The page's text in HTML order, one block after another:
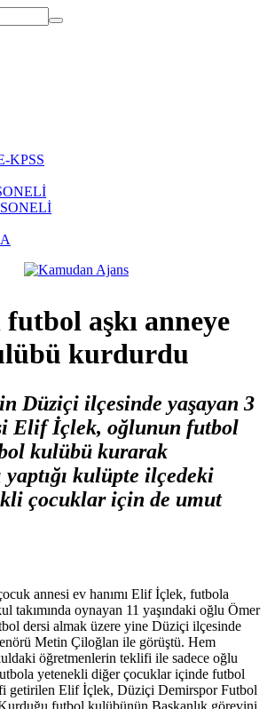
KPSS
aşkı anneye
kurdurdu
Düziçi ilçesinde yaşayan 3
Elif İçlek, oğlunun futbol
kulübü kurarak
yaptığı kulüpte ilçedeki
çocuklar için de umut
annesi ev hanımı Elif İçlek, futbola
takımında oynayan 11 yaşındaki oğlu Ömer
dersi almak üzere yine Düziçi ilçesinde
Metin Çiloğlan ile görüştü. Hem
öğretmenlerin teklifi ile sadece oğlu
yetenekli diğer çocuklar içinde futbol
getirilen Elif İçlek, Düziçi Demirspor Futbol